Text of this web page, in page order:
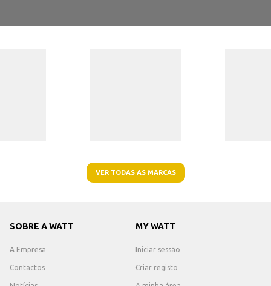
VER TODAS AS MARCAS
SOBRE A WATT
A Empresa
Contactos
MY WATT
Iniciar sessão
Criar registo